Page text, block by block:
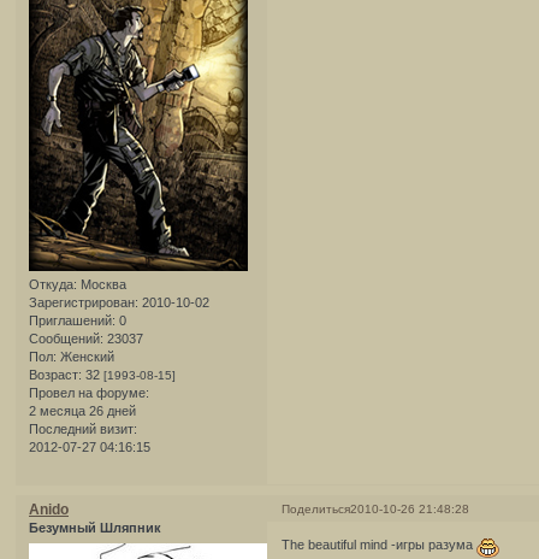
Откуда: Москва
Зарегистрирован: 2010-10-02
Приглашений: 0
Сообщений: 23037
Пол: Женский
Возраст: 32 [1993-08-15]
Провел на форуме:
2 месяца 26 дней
Последний визит:
2012-07-27 04:16:15
Поделиться2010-10-26 21:48:28
Anido
Безумный Шляпник
The beautiful mind -игры разума